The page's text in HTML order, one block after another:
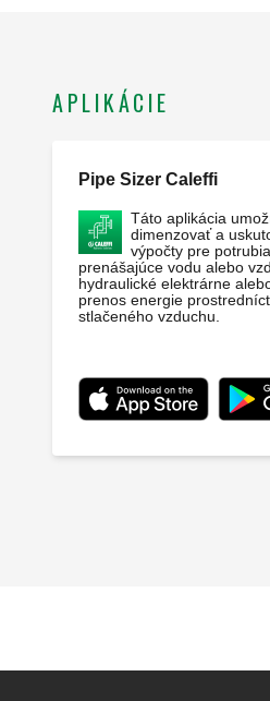
APLIKÁCIE
Pipe Sizer Caleffi
Táto aplikácia
dimenzovať a
výpočty pre
prenášajúce vodu alebo
hydraulické elektrárne
prenos energie
stlačeného vzduchu.